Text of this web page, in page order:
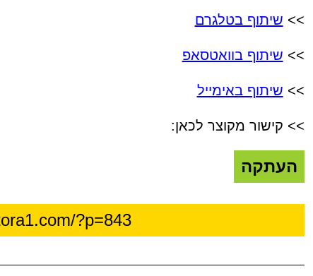
>> שיתוף בטלגרם
>> שיתוף בוואטסאפ
>> שיתוף באימייל
>> קישור מקוצר לכאן:
העתקה